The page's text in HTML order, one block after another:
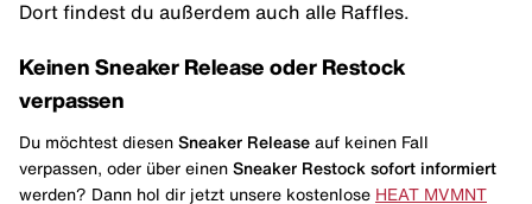
Dort findest du außerdem auch alle Raffles.
Keinen Sneaker Release oder Restock
verpassen
Du möchtest diesen Sneaker Release auf keinen Fall
verpassen, oder über einen Sneaker Restock sofort informiert
werden? Dann hol dir jetzt unsere kostenlose HEAT MVMNT